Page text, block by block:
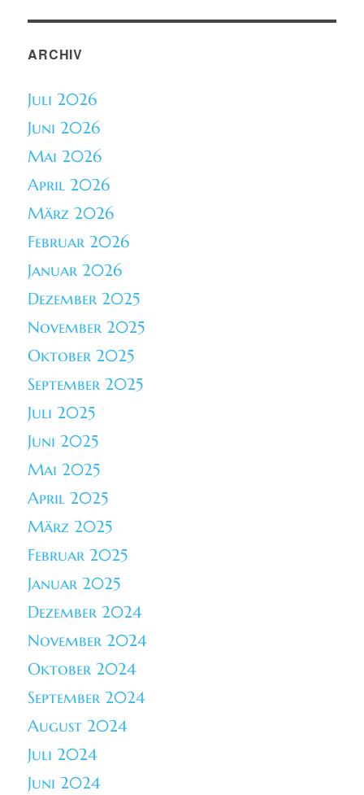
ARCHIV
Juli 2026
Juni 2026
Mai 2026
April 2026
März 2026
Februar 2026
Januar 2026
Dezember 2025
November 2025
Oktober 2025
September 2025
Juli 2025
Juni 2025
Mai 2025
April 2025
März 2025
Februar 2025
Januar 2025
Dezember 2024
November 2024
Oktober 2024
September 2024
August 2024
Juli 2024
Juni 2024